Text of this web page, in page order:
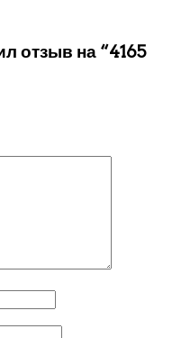
отзыв на “4165